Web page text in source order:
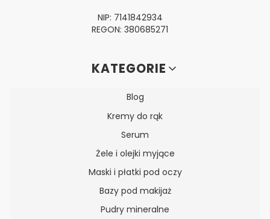
NIP: 7141842934
REGON: 380685271
Linki w stopceKATEGORIE
Blog
Kremy do rąk
Serum
Żele i olejki myjące
Maski i płatki pod oczy
Bazy pod makijaż
Pudry mineralne